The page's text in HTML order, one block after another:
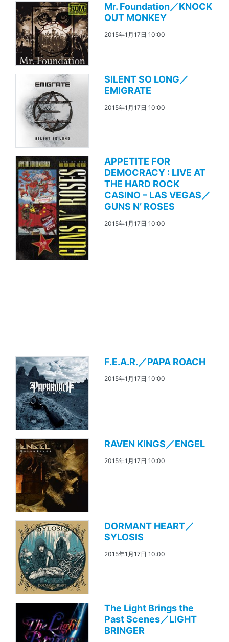
Mr. Foundation／KNOCK
OUT MONKEY
2015年1月17日 10:00
SILENT SO LONG／
EMIGRATE
2015年1月17日 10:00
APPETITE FOR
DEMOCRACY : LIVE AT
THE HARD ROCK
CASINO – LAS VEGAS／
GUNS N’ ROSES
2015年1月17日 10:00
F.E.A.R.／PAPA ROACH
2015年1月17日 10:00
RAVEN KINGS／ENGEL
2015年1月17日 10:00
DORMANT HEART／
SYLOSIS
2015年1月17日 10:00
The Light Brings the
Past Scenes／LIGHT
BRINGER